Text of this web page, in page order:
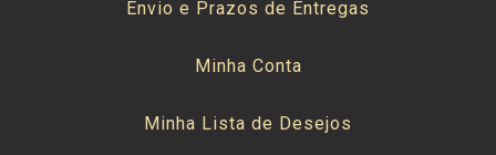
Envio e Prazos de Entregas
Minha Conta
Minha Lista de Desejos